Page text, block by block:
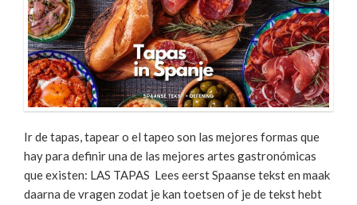
Ir de tapas, tapear o el tapeo son las mejores formas que
hay para definir una de las mejores artes gastronómicas
que existen: LAS TAPAS Lees eerst Spaanse tekst en maak
daarna de vragen zodat je kan toetsen of je de tekst hebt